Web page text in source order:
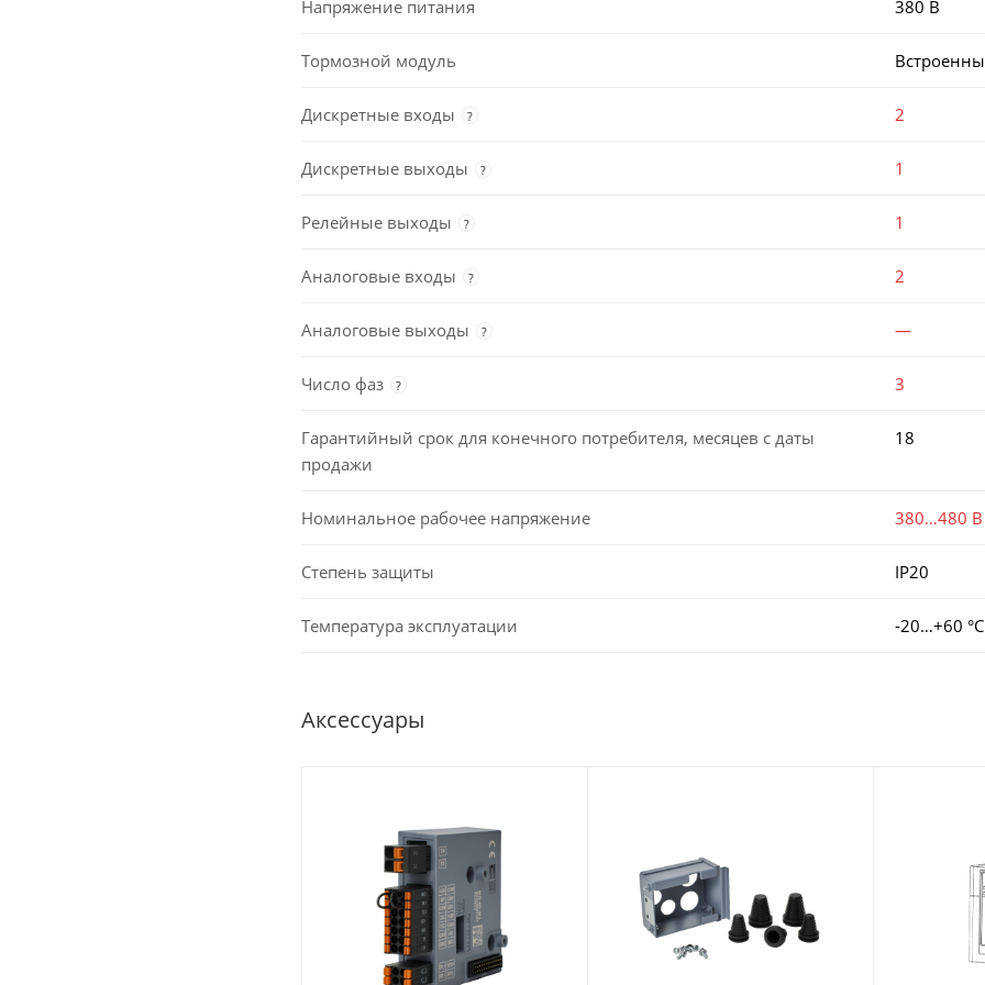
Напряжение питания 380 В
Тормозной модуль
Дискретные входы ? 2
Дискретные выходы ? 1
Релейные выходы ? 1
Аналоговые входы ? 2
Аналоговые выходы ? —
Число фаз ? 3
Гарантийный срок для конечного потребителя, месяцев с даты
продажи
18
Номинальное рабочее напряжение 380…480 В
Степень защиты IP20
Температура эксплуатации -20…+60 °С
Аксессуары